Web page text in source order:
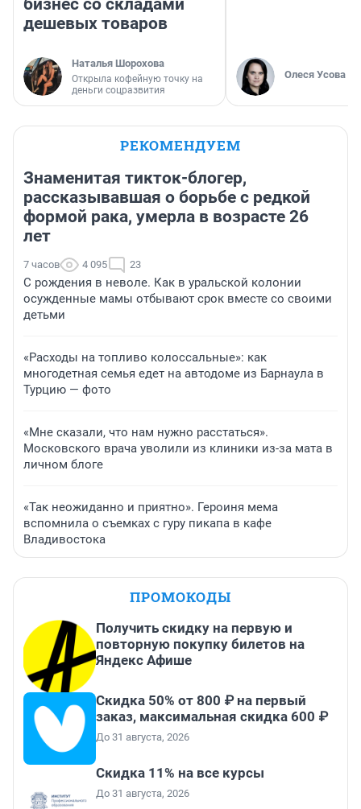
дешевых товаров
Наталья Шорохова
Открыла кофейную точку на
деньги соцразвития
Олеся Усова
РЕКОМЕНДУЕМ
Знаменитая тикток-блогер,
рассказывавшая о борьбе с редкой
формой рака, умерла в возрасте 26
лет
7 часов 4 095 23
С рождения в неволе. Как в уральской колонии
осужденные мамы отбывают срок вместе со своими
детьми
«Расходы на топливо колоссальные»: как
многодетная семья едет на автодоме из Барнаула в
Турцию — фото
«Мне сказали, что нам нужно расстаться».
Московского врача уволили из клиники из-за мата в
личном блоге
«Так неожиданно и приятно». Героиня мема
вспомнила о съемках с гуру пикапа в кафе
Владивостока
ПРОМОКОДЫ
Получить скидку на первую и
повторную покупку билетов на
Яндекс Афише
Скидка 50% от 800 ₽ на первый
заказ, максимальная скидка 600 ₽
До 31 августа, 2026
Скидка 11% на все курсы
До 31 августа, 2026